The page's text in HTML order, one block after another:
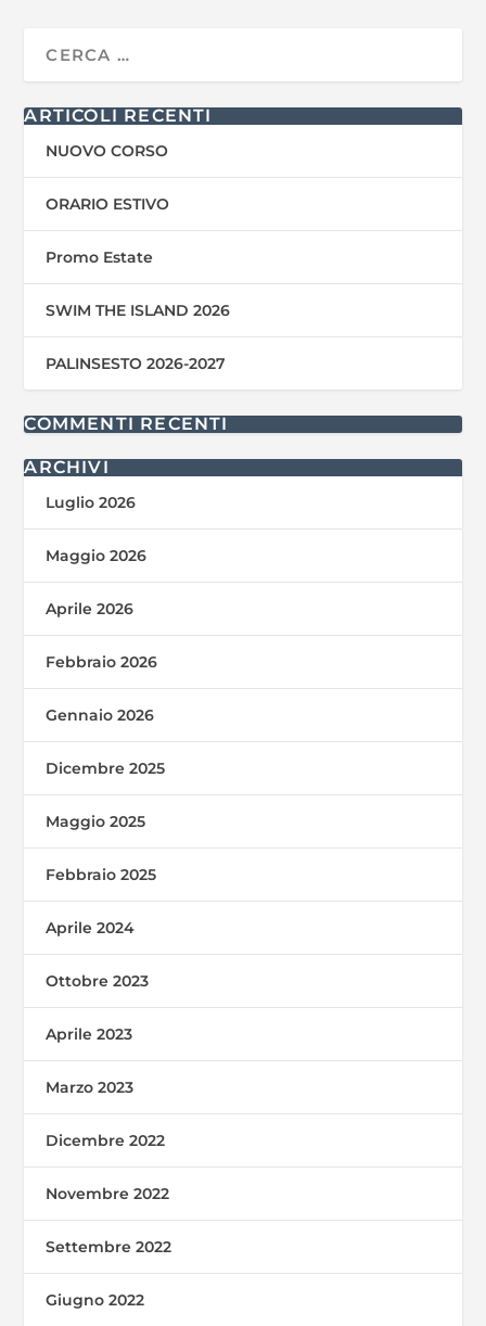
ARTICOLI RECENTI
NUOVO CORSO
ORARIO ESTIVO
Promo Estate
SWIM THE ISLAND 2026
PALINSESTO 2026-2027
COMMENTI RECENTI
ARCHIVI
Luglio 2026
Maggio 2026
Aprile 2026
Febbraio 2026
Gennaio 2026
Dicembre 2025
Maggio 2025
Febbraio 2025
Aprile 2024
Ottobre 2023
Aprile 2023
Marzo 2023
Dicembre 2022
Novembre 2022
Settembre 2022
Giugno 2022